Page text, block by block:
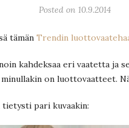
Posted on 10.9.2014
tämän Trendin
kahdeksaa eri vaatetta ja
on luottovaatteet.
pari kuvaakin: